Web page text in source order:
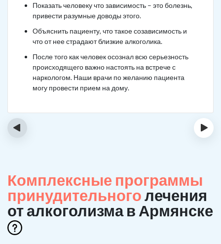
Показать человеку что зависимость – это болезнь,
привести разумные доводы этого.
Объяснить пациенту, что такое созависимость и
что от нее страдают близкие алкоголика.
После того как человек осознал всю серьезность
происходящего важно настоять на встрече с
наркологом. Наши врачи по желанию пациента
могу провести прием на дому.
‹ ›
Комплексные программы
принудительноголечения
от алкоголизма в Армянске